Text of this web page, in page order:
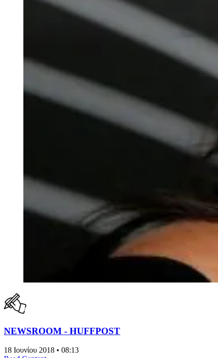
NEWSROOM - HUFFPOST
18 Ιουνίου 2018 • 08:13